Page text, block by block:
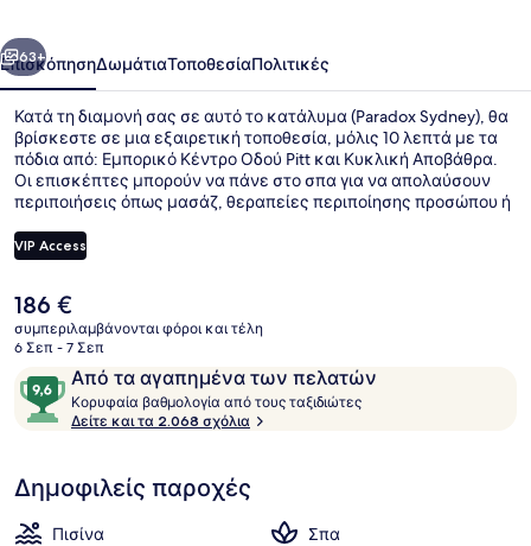
Επόμενο
63+
ΕπισκόπησηΔωμάτιαΤοποθεσίαΠολιτικές
Κατά τη διαμονή σας σε αυτό το κατάλυμα (Paradox Sydney), θα
βρίσκεστε σε μια εξαιρετική τοποθεσία, μόλις 10 λεπτά με τα
πόδια από: Εμπορικό Κέντρο Οδού Pitt και Κυκλική Αποβάθρα.
Οι επισκέπτες μπορούν να πάνε στο σπα για να απολαύσουν
περιποιήσεις όπως μασάζ, θεραπείες περιποίησης προσώπου ή
(Bentley Restaurant & Bar), ένα από τα 2 εστιατόρια που
λειτουργούν, σερβίρει βραδινό. Σε αυτό το ξενοδοχείο
πισίνα, μπαρ/lounge, και health club. Για την πισίνα και το room
service τα καταλύματα λαμβάνουν εξαιρετική βαθμολογία από
τους ταξιδιώτες. Το κατάλυμα βρίσκεται σε πολύ κοντινή
απόσταση με τα πόδια από τα μέσα μαζικής μεταφοράς: το
σημείο επιβίβασης Σταθμός του Γουίνγιαρντ βρίσκεται σε
απόσταση 5 λεπτών και το σημείο επιβίβασης Σταθμός Martin
Place βρίσκεται σε απόσταση 5 λεπτών.
VIP Access
Η
τρέχουσα
τιμή
186 €
186 €
συμπεριλαμβάνονται φόροι και τέλη
6 Σεπ - 7 Σεπ
ΣχόλιαΑπό τα αγαπημένα των πελατών
9,6
στα
10,
τα
αγαπημένα
των
Κορυφαία βαθμολογία από τους ταξιδιώτες
Δείτε και τα 2.068 σχόλια
Δημοφιλείς παροχές
Πισίνα
Σπα